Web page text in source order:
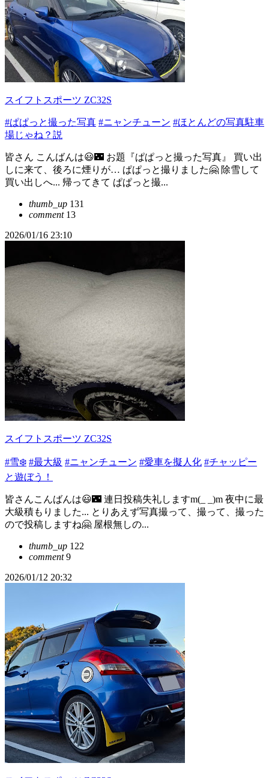
スイフトスポーツ ZC32S
#ぱぱっと撮った写真 #ニャンチューン #ほとんどの写真駐車
場じゃね？説
皆さん こんばんは😃🌃 お題『ぱぱっと撮った写真』 買い出
しに来て、後ろに煙りが… ぱぱっと撮りました🤗 除雪して
買い出しへ... 帰ってきて ぱぱっと撮...
thumb_up 131
comment13
2026/01/16 23:10
スイフトスポーツ ZC32S
#雪❄️ #最大級 #ニャンチューン #愛車を擬人化 #チャッピー
と遊ぼう！
皆さんこんばんは😃🌃 連日投稿失礼しますm(_ _)m 夜中に最
大級積もりました... とりあえず写真撮って、撮って、撮った
ので投稿しますね🤗 屋根無しの...
thumb_up 122
comment9
2026/01/12 20:32